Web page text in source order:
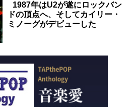
1987年はU2が遂にロックバン
ドの頂点へ、そしてカイリー・
ミノーグがデビューした